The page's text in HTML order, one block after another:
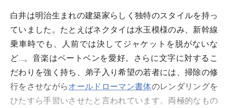
白井は明治生まれの建築家らしく独特のスタイルを持っ
ていました。たとえばネクタイは水玉模様のみ、新幹線
乗車時でも、人前では決してジャケットを脱がないな
ど…。音楽はベートベンを愛好。さらに文字に対するこ
だわりを強く持ち、弟子入り希望の若者には、掃除の修
行をさせながらオールドローマン書体のレンダリングを
ひたすら手習いさせたと言われています。両極的なもの